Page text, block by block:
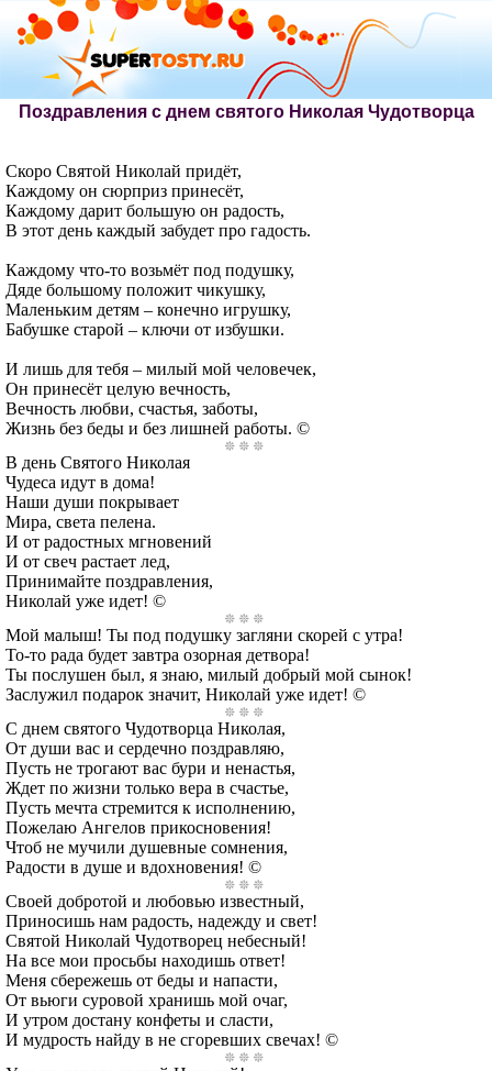
Поздравления с днем святого Николая Чудотворца
Скоро Святой Николай придёт,
Каждому он сюрприз принесёт,
Каждому дарит большую он радость,
В этот день каждый забудет про гадость.
Каждому что-то возьмёт под подушку,
Дяде большому положит чикушку,
Маленьким детям – конечно игрушку,
Бабушке старой – ключи от избушки.
И лишь для тебя – милый мой человечек,
Он принесёт целую вечность,
Вечность любви, счастья, заботы,
Жизнь без беды и без лишней работы. ©
В день Святого Николая
Чудеса идут в дома!
Наши души покрывает
Мира, света пелена.
И от радостных мгновений
И от свеч растает лед,
Принимайте поздравления,
Николай уже идет! ©
Мой малыш! Ты под подушку загляни скорей с утра!
То-то рада будет завтра озорная детвора!
Ты послушен был, я знаю, милый добрый мой сынок!
Заслужил подарок значит, Николай уже идет! ©
С днем святого Чудотворца Николая,
От души вас и сердечно поздравляю,
Пусть не трогают вас бури и ненастья,
Ждет по жизни только вера в счастье,
Пусть мечта стремится к исполнению,
Пожелаю Ангелов прикосновения!
Чтоб не мучили душевные сомнения,
Радости в душе и вдохновения! ©
Своей добротой и любовью известный,
Приносишь нам радость, надежду и свет!
Святой Николай Чудотворец небесный!
На все мои просьбы находишь ответ!
Меня сбережешь от беды и напасти,
От вьюги суровой хранишь мой очаг,
И утром достану конфеты и сласти,
И мудрость найду в не сгоревших свечах! ©